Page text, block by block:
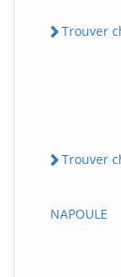
Trouver
Trouver
NAPOULE